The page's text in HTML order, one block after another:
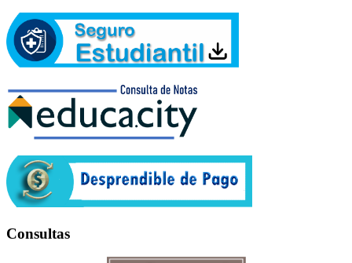
Consultas